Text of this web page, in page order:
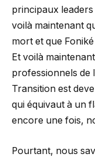
principaux
voilà maintenant
mort et que
Et voilà
professionnels de
Transition est
qui équivaut à un
encore une fois,
Pourtant, nous